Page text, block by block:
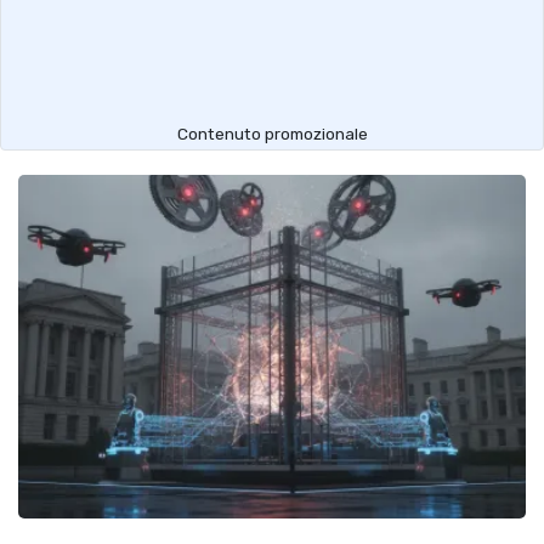
Contenuto promozionale